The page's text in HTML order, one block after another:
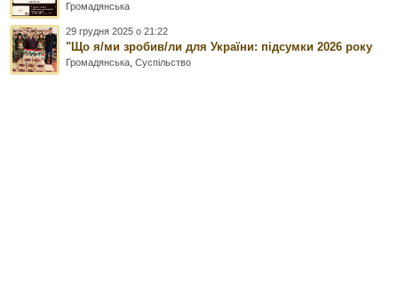
Громадянська
29 грудня 2025 о 21:22
"Що я/ми зробив/ли для України: підсумки 2026 року
Громадянська ,Суспільство